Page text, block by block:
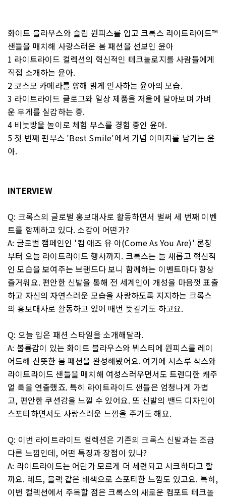
화이트 블라우스와 슬립 원피스를 입고 크록스 라이트라이드™
샌들을 매치해 사랑스러운 봄 패션을 선보인 윤아
1 라이트라이드 컬렉션의 혁신적인 테크놀로지를 사람들에게
직접 소개하는 윤아.
2 코스모 카메라를 향해 밝게 인사하는 윤아의 모습.
3 라이트라이드 클로그와 일상 제품을 저울에 달아보며 가벼
운 무게를 실감하는 중.
4 비눗방울 놀이로 체험 부스를 경험 중인 윤아.
5 첫 번째 펀부스 'Best Smile'에서 기념 이미지를 남기는 윤
아.
INTERVIEW
Q: 크록스의 글로벌 홍보대사로 활동하면서 벌써 세 번째 이벤
트를 함께하고 있다. 소감이 어떤가?
A: 글로벌 캠페인인 '컴 애즈 유 아(Come As You Are)' 론칭
부터 오늘 라이트라이드 행사까지. 크록스는 늘 새롭고 혁신적
인 모습을 보여주는 브랜드다 보니 함께하는 이벤트마다 항상
즐거워요. 편안한 신발을 통해 전 세계인이 개성을 마음껏 표출
하고 자신의 자연스러운 모습을 사랑하도록 지지하는 크록스
의 홍보대사로 활동하고 있어 매번 뜻깊기도 하고요.
Q: 오늘 입은 패션 스타일을 소개해달라.
A: 볼륨감이 있는 화이트 블라우스와 뷔스티에 원피스를 레이
어드해 산뜻한 봄 패션을 완성해봤어요. 여기에 시스루 삭스와
라이트라이드 샌들을 매치해 여성스러우면서도 트렌디한 캐주
얼 룩을 연출했죠. 특히 라이트라이드 샌들은 엄청나게 가볍
고, 편안한 쿠션감을 느낄 수 있어요. 또 신발의 밴드 디자인이
스포티하면서도 사랑스러운 느낌을 주기도 해요.
Q: 이번 라이트라이드 컬렉션은 기존의 크록스 신발과는 조금
다른 느낌인데, 어떤 특징과 장점이 있나?
A: 라이트라이드는 어딘가 모르게 더 세련되고 시크하다고 할
까요. 레드, 블랙 같은 배색으로 스포티한 느낌도 있고요. 특히,
이번 컬렉션에서 주목할 점은 크록스의 새로운 컴포트 테크놀